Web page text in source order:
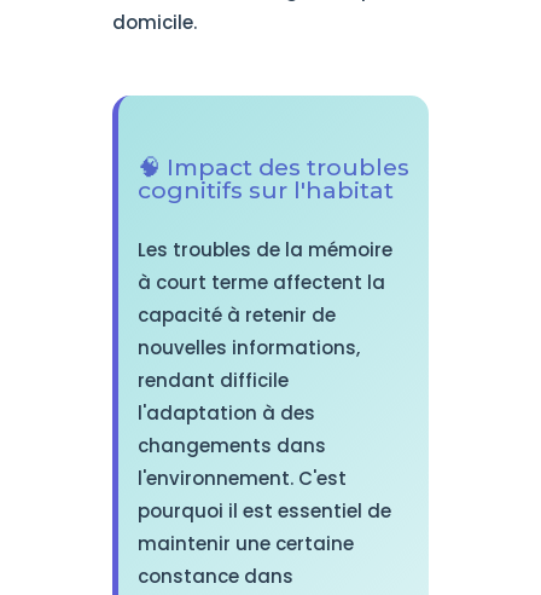
domicile.
🧠 Impact des troubles
cognitifs sur l'habitat
Les troubles de la mémoire
à court terme affectent la
capacité à retenir de
nouvelles informations,
rendant difficile
l'adaptation à des
changements dans
l'environnement. C'est
pourquoi il est essentiel de
maintenir une certaine
constance dans